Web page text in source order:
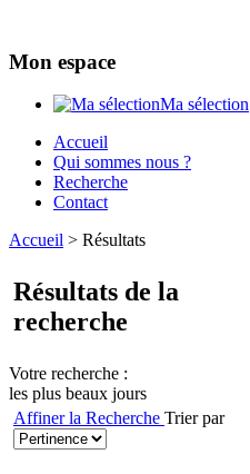
Mon espace
Ma sélection
Accueil
Qui sommes nous ?
Recherche
Contact
Accueil > Résultats
Résultats de la
recherche
Votre recherche :
les plus beaux jours
Affiner la Recherche Trier par